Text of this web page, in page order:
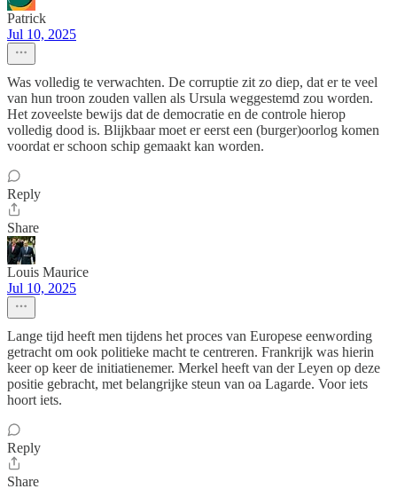
Patrick
Jul 10, 2025
Was volledig te verwachten. De corruptie zit zo diep, dat er te veel
van hun troon zouden vallen als Ursula weggestemd zou worden.
Het zoveelste bewijs dat de democratie en de controle hierop
volledig dood is. Blijkbaar moet er eerst een (burger)oorlog komen
voordat er schoon schip gemaakt kan worden.
Reply
Share
Louis Maurice
Jul 10, 2025
Lange tijd heeft men tijdens het proces van Europese eenwording
getracht om ook politieke macht te centreren. Frankrijk was hierin
keer op keer de initiatienemer. Merkel heeft van der Leyen op deze
positie gebracht, met belangrijke steun van oa Lagarde. Voor iets
hoort iets.
Reply
Share